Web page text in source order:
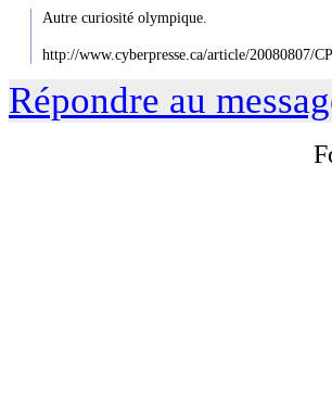
Autre curiosité olympique.
http://www.cyberpresse.ca/article/20080807/
Répondre au